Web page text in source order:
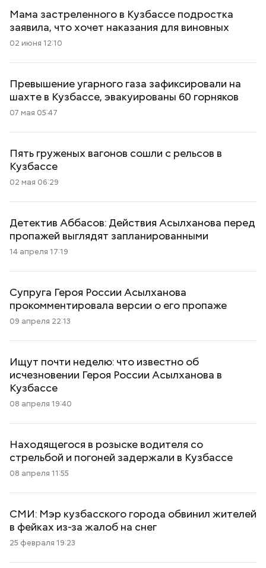
Мама застреленного в Кузбассе подростка
заявила, что хочет наказания для виновных
02 июня 12:10
Превышение угарного газа зафиксировали на
шахте в Кузбассе, эвакуированы 60 горняков
07 мая 05:47
Пять груженых вагонов сошли с рельсов в
Кузбассе
02 мая 06:29
Детектив Аббасов: Действия Асылханова перед
пропажей выглядят запланированными
14 апреля 17:19
Супруга Героя России Асылханова
прокомментировала версии о его пропаже
09 апреля 22:13
Ищут почти неделю: что известно об
исчезновении Героя России Асылханова в
Кузбассе
08 апреля 19:40
Находящегося в розыске водителя со
стрельбой и погоней задержали в Кузбассе
08 апреля 11:55
СМИ: Мэр кузбасского города обвинил жителей
в фейках из-за жалоб на снег
25 февраля 19:23